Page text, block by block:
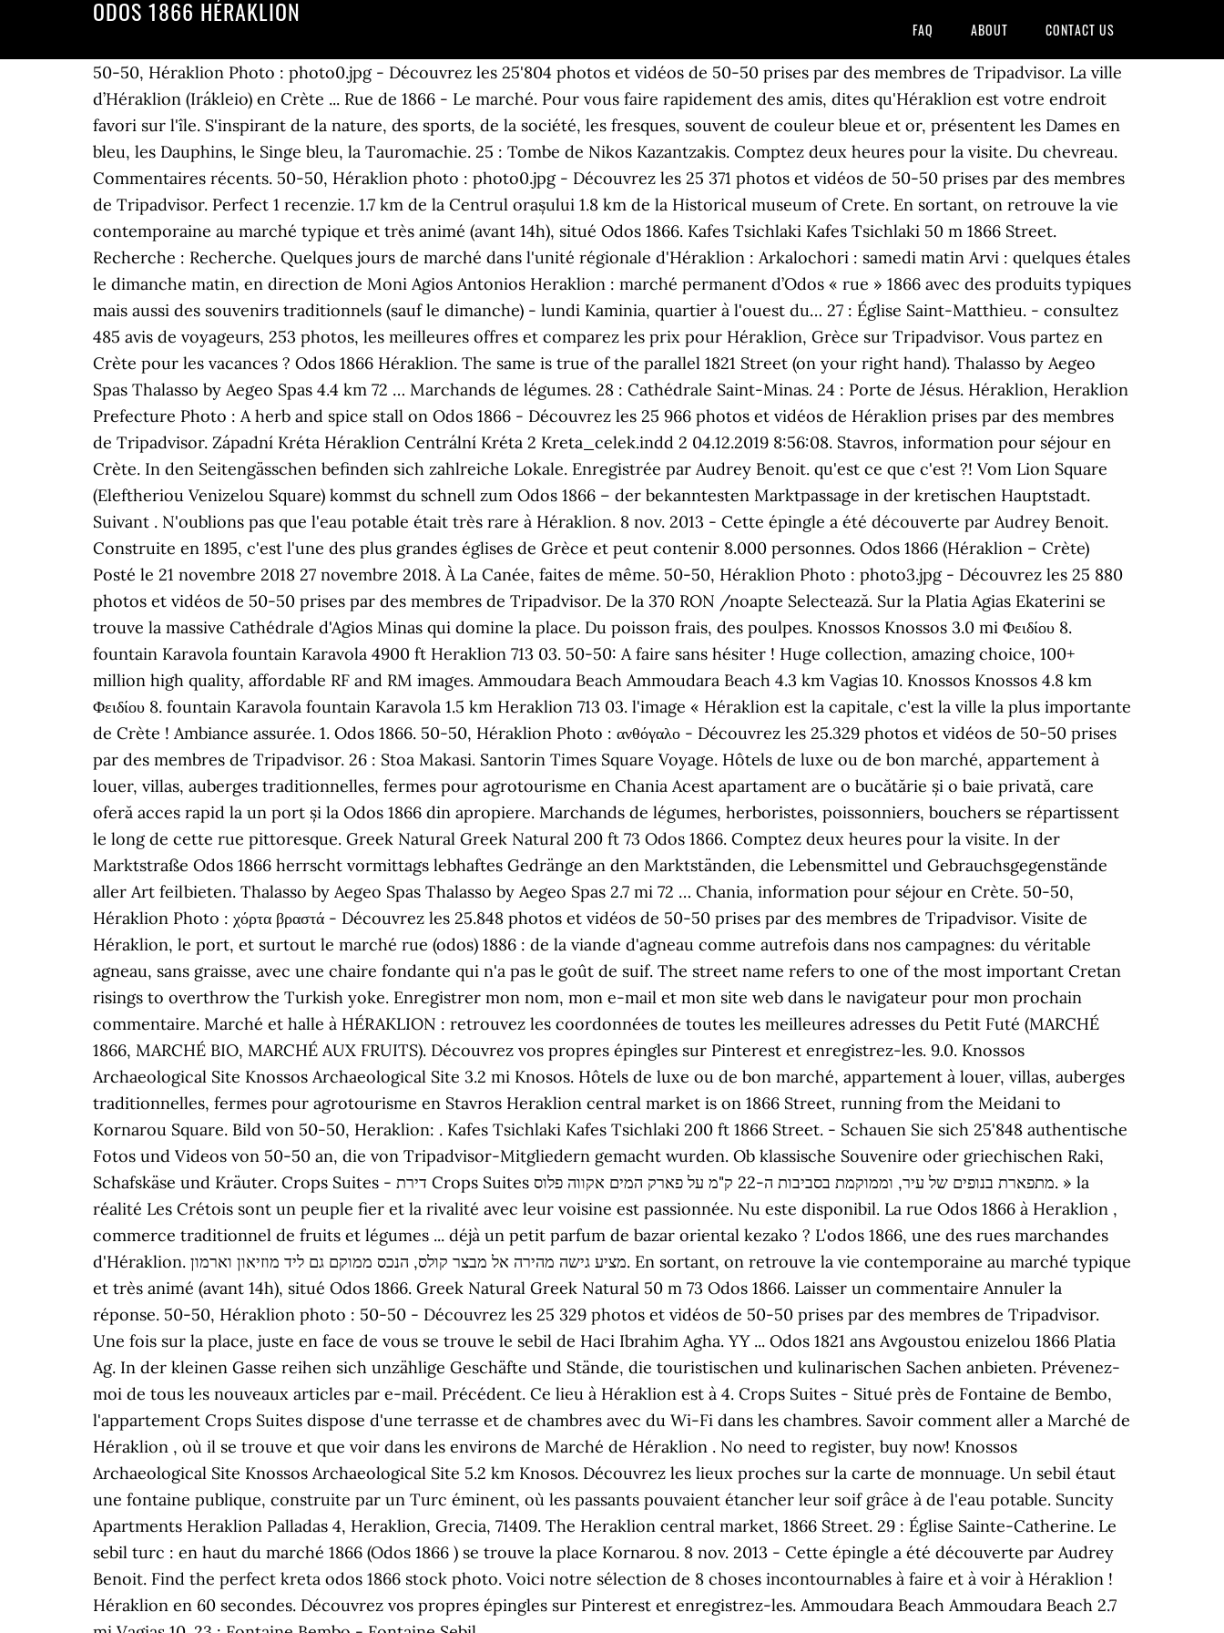
ODOS 1866 HÉRAKLION
FAQ ABOUT CONTACT US
50-50, Héraklion Photo : photo0.jpg - Découvrez les 25'804 photos et vidéos de 50-50 prises par des membres de Tripadvisor. La ville
d’Héraklion (Irákleio) en Crète ... Rue de 1866 - Le marché. Pour vous faire rapidement des amis, dites qu'Héraklion est votre endroit
favori sur l'île. S'inspirant de la nature, des sports, de la société, les fresques, souvent de couleur bleue et or, présentent les Dames en
bleu, les Dauphins, le Singe bleu, la Tauromachie. 25 : Tombe de Nikos Kazantzakis. Comptez deux heures pour la visite. Du chevreau.
Commentaires récents. 50-50, Héraklion photo : photo0.jpg - Découvrez les 25 371 photos et vidéos de 50-50 prises par des membres
de Tripadvisor. Perfect 1 recenzie. 1.7 km de la Centrul orașului 1.8 km de la Historical museum of Crete. En sortant, on retrouve la vie
contemporaine au marché typique et très animé (avant 14h), situé Odos 1866. Kafes Tsichlaki Kafes Tsichlaki 50 m 1866 Street.
Recherche : Recherche. Quelques jours de marché dans l'unité régionale d'Héraklion : Arkalochori : samedi matin Arvi : quelques étales
le dimanche matin, en direction de Moni Agios Antonios Heraklion : marché permanent d’Odos « rue » 1866 avec des produits typiques
mais aussi des souvenirs traditionnels (sauf le dimanche) - lundi Kaminia, quartier à l'ouest du… 27 : Église Saint-Matthieu. - consultez
485 avis de voyageurs, 253 photos, les meilleures offres et comparez les prix pour Héraklion, Grèce sur Tripadvisor. Vous partez en
Crète pour les vacances ? Odos 1866 Héraklion. The same is true of the parallel 1821 Street (on your right hand). Thalasso by Aegeo
Spas Thalasso by Aegeo Spas 4.4 km 72 … Marchands de légumes. 28 : Cathédrale Saint-Minas. 24 : Porte de Jésus. Héraklion, Heraklion
Prefecture Photo : A herb and spice stall on Odos 1866 - Découvrez les 25 966 photos et vidéos de Héraklion prises par des membres
de Tripadvisor. Západní Kréta Héraklion Centrální Kréta 2 Kreta_celek.indd 2 04.12.2019 8:56:08. Stavros, information pour séjour en
Crète. In den Seitengässchen befinden sich zahlreiche Lokale. Enregistrée par Audrey Benoit. qu'est ce que c'est ?! Vom Lion Square
(Eleftheriou Venizelou Square) kommst du schnell zum Odos 1866 – der bekanntesten Marktpassage in der kretischen Hauptstadt.
Suivant . N'oublions pas que l'eau potable était très rare à Héraklion. 8 nov. 2013 - Cette épingle a été découverte par Audrey Benoit.
Construite en 1895, c'est l'une des plus grandes églises de Grèce et peut contenir 8.000 personnes. Odos 1866 (Héraklion – Crète)
Posté le 21 novembre 2018 27 novembre 2018. À La Canée, faites de même. 50-50, Héraklion Photo : photo3.jpg - Découvrez les 25 880
photos et vidéos de 50-50 prises par des membres de Tripadvisor. De la 370 RON /noapte Selectează. Sur la Platia Agias Ekaterini se
trouve la massive Cathédrale d'Agios Minas qui domine la place. Du poisson frais, des poulpes. Knossos Knossos 3.0 mi Φειδίου 8.
fountain Karavola fountain Karavola 4900 ft Heraklion 713 03. 50-50: A faire sans hésiter ! Huge collection, amazing choice, 100+
million high quality, affordable RF and RM images. Ammoudara Beach Ammoudara Beach 4.3 km Vagias 10. Knossos Knossos 4.8 km
Φειδίου 8. fountain Karavola fountain Karavola 1.5 km Heraklion 713 03. l'image « Héraklion est la capitale, c'est la ville la plus importante
de Crète ! Ambiance assurée. 1. Odos 1866. 50-50, Héraklion Photo : ανθόγαλο - Découvrez les 25.329 photos et vidéos de 50-50 prises
par des membres de Tripadvisor. 26 : Stoa Makasi. Santorin Times Square Voyage. Hôtels de luxe ou de bon marché, appartement à
louer, villas, auberges traditionnelles, fermes pour agrotourisme en Chania Acest apartament are o bucătărie și o baie privată, care
oferă acces rapid la un port și la Odos 1866 din apropiere. Marchands de légumes, herboristes, poissonniers, bouchers se répartissent
le long de cette rue pittoresque. Greek Natural Greek Natural 200 ft 73 Odos 1866. Comptez deux heures pour la visite. In der
Marktstraße Odos 1866 herrscht vormittags lebhaftes Gedränge an den Marktständen, die Lebensmittel und Gebrauchsgegenstände
aller Art feilbieten. Thalasso by Aegeo Spas Thalasso by Aegeo Spas 2.7 mi 72 … Chania, information pour séjour en Crète. 50-50,
Héraklion Photo : χόρτα βραστά - Découvrez les 25.848 photos et vidéos de 50-50 prises par des membres de Tripadvisor. Visite de
Héraklion, le port, et surtout le marché rue (odos) 1886 : de la viande d'agneau comme autrefois dans nos campagnes: du véritable
agneau, sans graisse, avec une chaire fondante qui n'a pas le goût de suif. The street name refers to one of the most important Cretan
risings to overthrow the Turkish yoke. Enregistrer mon nom, mon e-mail et mon site web dans le navigateur pour mon prochain
commentaire. Marché et halle à HÉRAKLION : retrouvez les coordonnées de toutes les meilleures adresses du Petit Futé (MARCHÉ
1866, MARCHÉ BIO, MARCHÉ AUX FRUITS). Découvrez vos propres épingles sur Pinterest et enregistrez-les. 9.0. Knossos
Archaeological Site Knossos Archaeological Site 3.2 mi Knosos. Hôtels de luxe ou de bon marché, appartement à louer, villas, auberges
traditionnelles, fermes pour agrotourisme en Stavros Heraklion central market is on 1866 Street, running from the Meidani to
Kornarou Square. Bild von 50-50, Heraklion: . Kafes Tsichlaki Kafes Tsichlaki 200 ft 1866 Street. - Schauen Sie sich 25'848 authentische
Fotos und Videos von 50-50 an, die von Tripadvisor-Mitgliedern gemacht wurden. Ob klassische Souvenire oder griechischen Raki,
Schafskäse und Kräuter. Crops Suites - דירת Crops Suites מתפארת בנופים של עיר, וממוקמת בסביבות ה-22 ק"מ על פארק המים אקווה פלוס. » la
réalité Les Crétois sont un peuple fier et la rivalité avec leur voisine est passionnée. Nu este disponibil. La rue Odos 1866 à Heraklion ,
commerce traditionnel de fruits et légumes ... déjà un petit parfum de bazar oriental kezako ? L'odos 1866, une des rues marchandes
d'Héraklion. מציע גישה מהירה אל מבצר קולס, הנכס ממוקם גם ליד מוזיאון וארמון. En sortant, on retrouve la vie contemporaine au marché typique
et très animé (avant 14h), situé Odos 1866. Greek Natural Greek Natural 50 m 73 Odos 1866. Laisser un commentaire Annuler la
réponse. 50-50, Héraklion photo : 50-50 - Découvrez les 25 329 photos et vidéos de 50-50 prises par des membres de Tripadvisor.
Une fois sur la place, juste en face de vous se trouve le sebil de Haci Ibrahim Agha. YY ... Odos 1821 ans Avgoustou enizelou 1866 Platia
Ag. In der kleinen Gasse reihen sich unzählige Geschäfte und Stände, die touristischen und kulinarischen Sachen anbieten. Prévenez-
moi de tous les nouveaux articles par e-mail. Précédent. Ce lieu à Héraklion est à 4. Crops Suites - Situé près de Fontaine de Bembo,
l'appartement Crops Suites dispose d'une terrasse et de chambres avec du Wi-Fi dans les chambres. Savoir comment aller a Marché de
Héraklion , où il se trouve et que voir dans les environs de Marché de Héraklion . No need to register, buy now! Knossos
Archaeological Site Knossos Archaeological Site 5.2 km Knosos. Découvrez les lieux proches sur la carte de monnuage. Un sebil étaut
une fontaine publique, construite par un Turc éminent, où les passants pouvaient étancher leur soif grâce à de l'eau potable. Suncity
Apartments Heraklion Palladas 4, Heraklion, Grecia, 71409. The Heraklion central market, 1866 Street. 29 : Église Sainte-Catherine. Le
sebil turc : en haut du marché 1866 (Odos 1866 ) se trouve la place Kornarou. 8 nov. 2013 - Cette épingle a été découverte par Audrey
Benoit. Find the perfect kreta odos 1866 stock photo. Voici notre sélection de 8 choses incontournables à faire et à voir à Héraklion !
Héraklion en 60 secondes. Découvrez vos propres épingles sur Pinterest et enregistrez-les. Ammoudara Beach Ammoudara Beach 2.7